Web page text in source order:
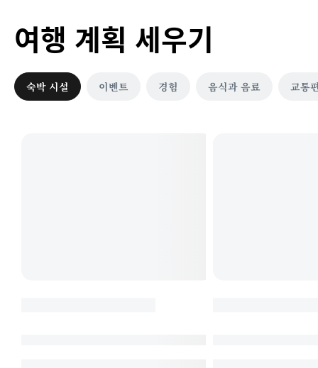
여행 계획 세우기
숙박 시설 이벤트 경험 음식과 음료 교통